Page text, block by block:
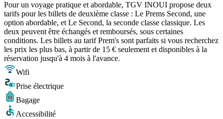
Pour un voyage pratique et abordable, TGV INOUI propose deux
tarifs pour les billets de deuxième classe : Le Prems Second, une
option abordable, et Le Second, la seconde classe classique. Les
deux peuvent être échangés et remboursés, sous certaines
conditions. Les billets au tarif Prem's sont parfaits si vous recherchez
les prix les plus bas, à partir de 15 € seulement et disponibles à la
réservation jusqu'à 4 mois à l'avance.
Wifi
Prise électrique
Bagage
Accessibilité